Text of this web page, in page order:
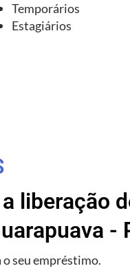
Temporários
Estagiários
liberação
-
seu empréstimo.